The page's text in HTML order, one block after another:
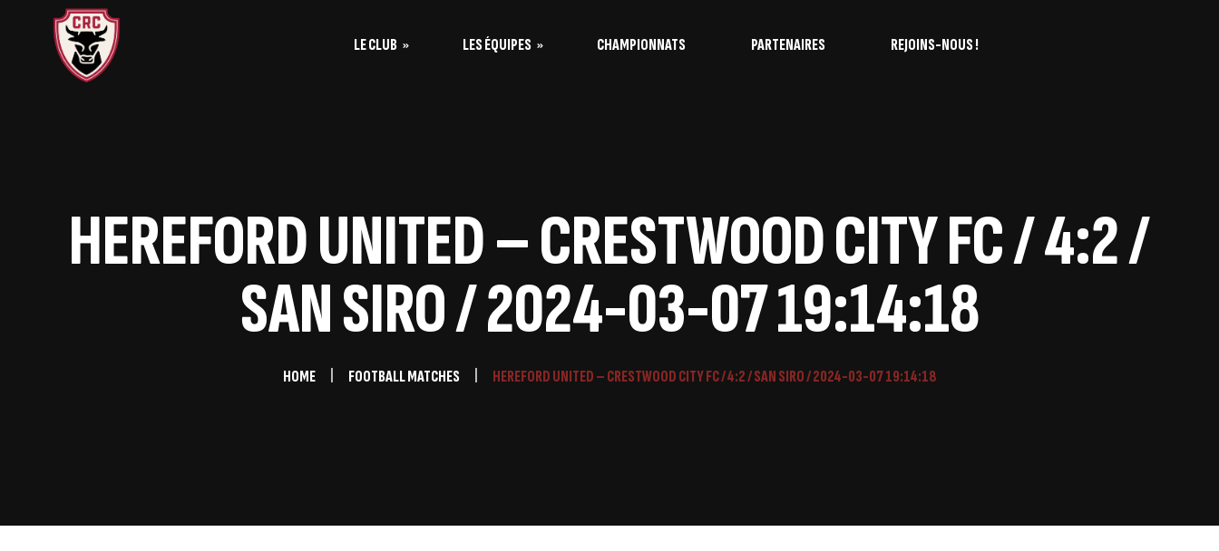
LE CLUB
Les investis
LES ÉQUIPES CHAMPIONNATS PARTENAIRES REJOINS-NOUS !
HEREFORD UNITED – CRESTWOOD CITY FC / 4:2 /
SAN SIRO / 2024-03-07 19:14:18
HOME FOOTBALL MATCHES HEREFORD UNITED – CRESTWOOD CITY FC / 4:2 / SAN SIRO / 2024-03-07 19:14:18